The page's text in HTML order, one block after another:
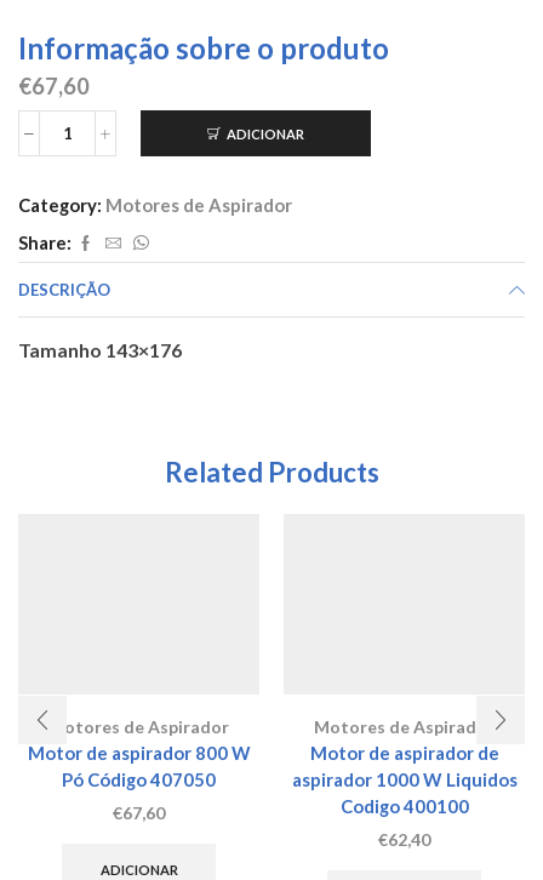
Informação sobre o produto
€67,60
Quantidade
de
aspirador
1200W
líquidos
código
ADICIONAR
Category: Motores de Aspirador
Share:
DESCRIÇÃO
Tamanho 143×176
Related Products
Motores de Aspirador
Motor de aspirador 800 W
Pó Código 407050
€67,60
ADICIONAR
Motores de Aspirador
Motor de aspirador de
aspirador 1000 W Liquidos
Codigo 400100
€62,40